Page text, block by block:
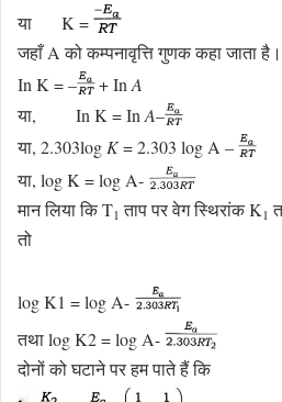
या K =
जहाँ A को कम्पनावृत्ति गुणक कहा जाता
In K = –
+ In A
या, In K = InA–
या, 2.303log K= 2.303 log A –
या, log K = log A-
मान लिया कि T1 ताप पर वेग स्थिरांक K1
तो
log K1 = log A-
तथा log K2 = log A-
दोनों को घटाने पर हम पाते हैं कि